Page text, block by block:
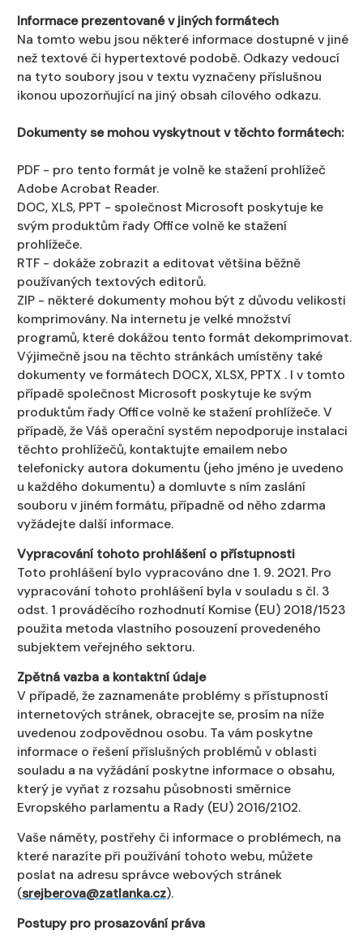
Informace prezentované v jiných formátech
Na tomto webu jsou některé informace dostupné v jiné
než textové či hypertextové podobě. Odkazy vedoucí
na tyto soubory jsou v textu vyznačeny příslušnou
ikonou upozorňující na jiný obsah cílového odkazu.
Dokumenty se mohou vyskytnout v těchto formátech:
PDF - pro tento formát je volně ke stažení prohlížeč
Adobe Acrobat Reader.
DOC, XLS, PPT - společnost Microsoft poskytuje ke
svým produktům řady Office volně ke stažení
prohlížeče.
RTF - dokáže zobrazit a editovat většina běžně
používaných textových editorů.
ZIP - některé dokumenty mohou být z důvodu velikosti
komprimovány. Na internetu je velké množství
programů, které dokážou tento formát dekomprimovat.
Výjimečně jsou na těchto stránkách umístěny také
dokumenty ve formátech DOCX, XLSX, PPTX . I v tomto
případě společnost Microsoft poskytuje ke svým
produktům řady Office volně ke stažení prohlížeče. V
případě, že Váš operační systém nepodporuje instalaci
těchto prohlížečů, kontaktujte emailem nebo
telefonicky autora dokumentu (jeho jméno je uvedeno
u každého dokumentu) a domluvte s ním zaslání
souboru v jiném formátu, případně od něho zdarma
vyžádejte další informace.
Vypracování tohoto prohlášení o přístupnosti
Toto prohlášení bylo vypracováno dne 1. 9. 2021. Pro
vypracování tohoto prohlášení byla v souladu s čl. 3
odst. 1 prováděcího rozhodnutí Komise (EU) 2018/1523
použita metoda vlastního posouzení provedeného
subjektem veřejného sektoru.
Zpětná vazba a kontaktní údaje
V případě, že zaznamenáte problémy s přístupností
internetových stránek, obracejte se, prosím na níže
uvedenou zodpovědnou osobu. Ta vám poskytne
informace o řešení příslušných problémů v oblasti
souladu a na vyžádání poskytne informace o obsahu,
který je vyňat z rozsahu působnosti směrnice
Evropského parlamentu a Rady (EU) 2016/2102.
Vaše náměty, postřehy či informace o problémech, na
které narazíte při používání tohoto webu, můžete
poslat na adresu správce webových stránek
(srejberova@zatlanka.cz).
Postupy pro prosazování práva